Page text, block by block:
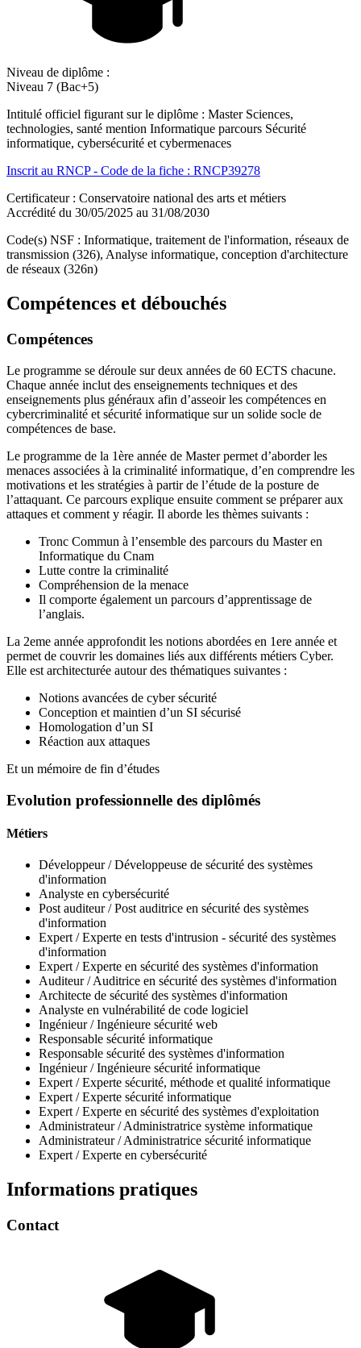
Niveau de diplôme :
Niveau 7 (Bac+5)
Intitulé officiel figurant sur le diplôme : Master Sciences,
technologies, santé mention Informatique parcours Sécurité
informatique, cybersécurité et cybermenaces
Inscrit au RNCP - Code de la fiche : RNCP39278
Certificateur : Conservatoire national des arts et métiers
Accrédité du 30/05/2025 au 31/08/2030
Code(s) NSF : Informatique, traitement de l'information, réseaux de
transmission (326), Analyse informatique, conception d'architecture
de réseaux (326n)
Compétences et débouchés
Compétences
Le programme se déroule sur deux années de 60 ECTS chacune.
Chaque année inclut des enseignements techniques et des
enseignements plus généraux afin d’asseoir les compétences en
cybercriminalité et sécurité informatique sur un solide socle de
compétences de base.
Le programme de la 1ère année de Master permet d’aborder les
menaces associées à la criminalité informatique, d’en comprendre les
motivations et les stratégies à partir de l’étude de la posture de
l’attaquant. Ce parcours explique ensuite comment se préparer aux
attaques et comment y réagir. Il aborde les thèmes suivants :
Tronc Commun à l’ensemble des parcours du Master en
Informatique du Cnam
Lutte contre la criminalité
Compréhension de la menace
Il comporte également un parcours d’apprentissage de
l’anglais.
La 2eme année approfondit les notions abordées en 1ere année et
permet de couvrir les domaines liés aux différents métiers Cyber.
Elle est architecturée autour des thématiques suivantes :
Notions avancées de cyber sécurité
Conception et maintien d’un SI sécurisé
Homologation d’un SI
Réaction aux attaques
Et un mémoire de fin d’études
Evolution professionnelle des diplômés
Métiers
Développeur / Développeuse de sécurité des systèmes
d'information
Analyste en cybersécurité
Post auditeur / Post auditrice en sécurité des systèmes
d'information
Expert / Experte en tests d'intrusion - sécurité des systèmes
d'information
Expert / Experte en sécurité des systèmes d'information
Auditeur / Auditrice en sécurité des systèmes d'information
Architecte de sécurité des systèmes d'information
Analyste en vulnérabilité de code logiciel
Ingénieur / Ingénieure sécurité web
Responsable sécurité informatique
Responsable sécurité des systèmes d'information
Ingénieur / Ingénieure sécurité informatique
Expert / Experte sécurité, méthode et qualité informatique
Expert / Experte sécurité informatique
Expert / Experte en sécurité des systèmes d'exploitation
Administrateur / Administratrice système informatique
Administrateur / Administratrice sécurité informatique
Expert / Experte en cybersécurité
Informations pratiques
Contact